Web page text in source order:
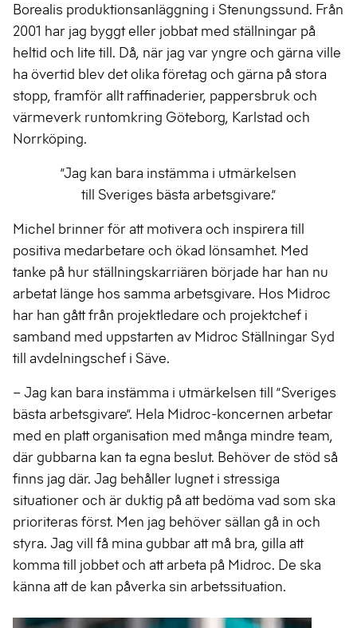
Borealis produktionsanläggning i Stenungssund. Från
2001 har jag byggt eller jobbat med ställningar på
heltid och lite till. Då, när jag var yngre och gärna ville
ha övertid blev det olika företag och gärna på stora
stopp, framför allt raffinaderier, pappersbruk och
värmeverk runtomkring Göteborg, Karlstad och
Norrköping.
”Jag kan bara instämma i utmärkelsen
till Sveriges bästa arbetsgivare.”
Michel brinner för att motivera och inspirera till
positiva medarbetare och ökad lönsamhet. Med
tanke på hur ställningskarriären började har han nu
arbetat länge hos samma arbetsgivare. Hos Midroc
har han gått från projektledare och projektchef i
samband med uppstarten av Midroc Ställningar Syd
till avdelningschef i Säve.
– Jag kan bara instämma i utmärkelsen till ”Sveriges
bästa arbetsgivare”. Hela Midroc-koncernen arbetar
med en platt organisation med många mindre team,
där gubbarna kan ta egna beslut. Behöver de stöd så
finns jag där. Jag behåller lugnet i stressiga
situationer och är duktig på att bedöma vad som ska
prioriteras först. Men jag behöver sällan gå in och
styra. Jag vill få mina gubbar att må bra, gilla att
komma till jobbet och att arbeta på Midroc. De ska
känna att de kan påverka sin arbetssituation.